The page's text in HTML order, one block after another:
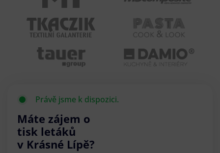
Právě jsme k dispozici.
Máte zájem o
tisk letáků
v Krásné Lípě?